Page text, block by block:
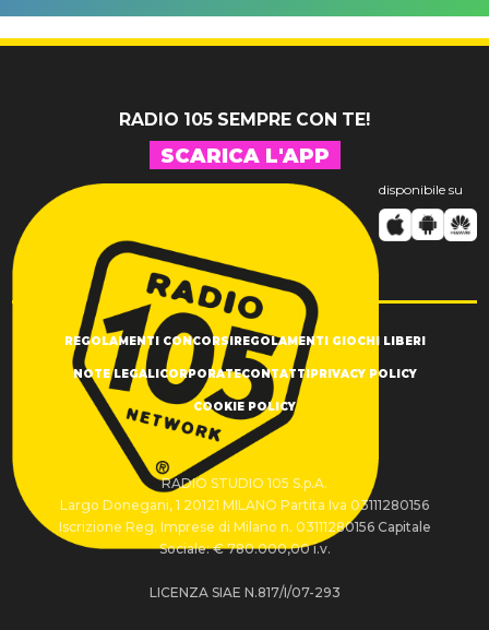
Things a
Spider-Man
piangendo”
“Morning
Dew
RADIO 105 SEMPRE CON TE!
SCARICA L'APP
disponibile su
REGOLAMENTI CONCORSIREGOLAMENTI GIOCHI LIBERI
NOTE LEGALICORPORATECONTATTIPRIVACY POLICY
COOKIE POLICY
RADIO STUDIO 105 S.p.A.
Largo Donegani, 1 20121 MILANO Partita Iva 03111280156
Iscrizione Reg. Imprese di Milano n. 03111280156 Capitale
Sociale: € 780.000,00 i.v.
LICENZA SIAE N.817/I/07-293